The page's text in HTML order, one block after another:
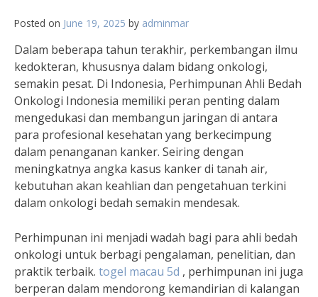
Posted on June 19, 2025 by adminmar
Dalam beberapa tahun terakhir, perkembangan ilmu
kedokteran, khususnya dalam bidang onkologi,
semakin pesat. Di Indonesia, Perhimpunan Ahli Bedah
Onkologi Indonesia memiliki peran penting dalam
mengedukasi dan membangun jaringan di antara
para profesional kesehatan yang berkecimpung
dalam penanganan kanker. Seiring dengan
meningkatnya angka kasus kanker di tanah air,
kebutuhan akan keahlian dan pengetahuan terkini
dalam onkologi bedah semakin mendesak.
Perhimpunan ini menjadi wadah bagi para ahli bedah
onkologi untuk berbagi pengalaman, penelitian, dan
praktik terbaik. togel macau 5d , perhimpunan ini juga
berperan dalam mendorong kemandirian di kalangan